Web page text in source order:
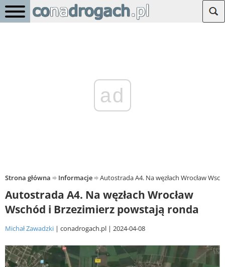
ad
Strona główna Informacje Autostrada A4. Na węzłach Wrocław
Autostrada A4. Na węzłach Wrocław
Wschód i Brzezimierz powstają ronda
Michał Zawadzki conadrogach.pl 2024-04-08